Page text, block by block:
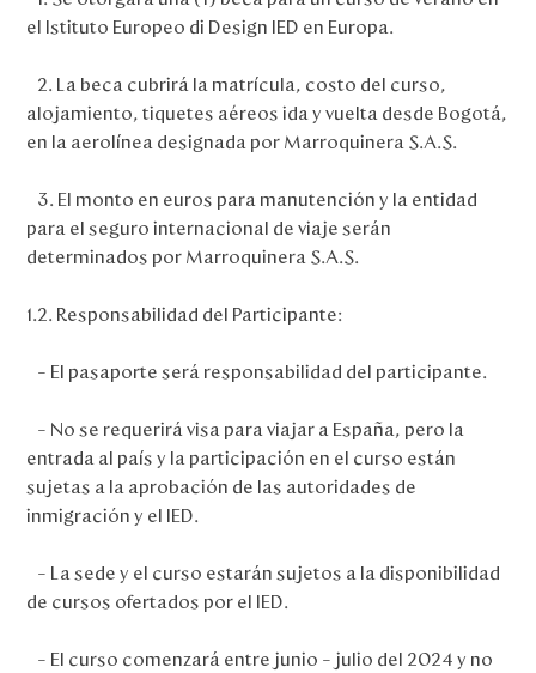
el Istituto Europeo di Design IED en Europa.
2. La beca cubrirá la matrícula, costo del curso,
alojamiento, tiquetes aéreos ida y vuelta desde Bogotá,
en la aerolínea designada por Marroquinera S.A.S.
3. El monto en euros para manutención y la entidad
para el seguro internacional de viaje serán
determinados por Marroquinera S.A.S.
1.2. Responsabilidad del Participante:
– El pasaporte será responsabilidad del participante.
– No se requerirá visa para viajar a España, pero la
entrada al país y la participación en el curso están
sujetas a la aprobación de las autoridades de
inmigración y el IED.
– La sede y el curso estarán sujetos a la disponibilidad
de cursos ofertados por el IED.
– El curso comenzará entre junio – julio del 2024 y no